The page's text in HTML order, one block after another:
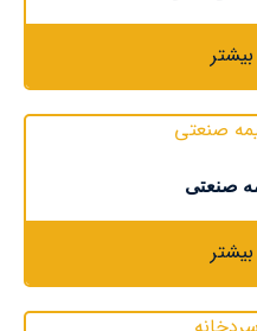
صنعتی